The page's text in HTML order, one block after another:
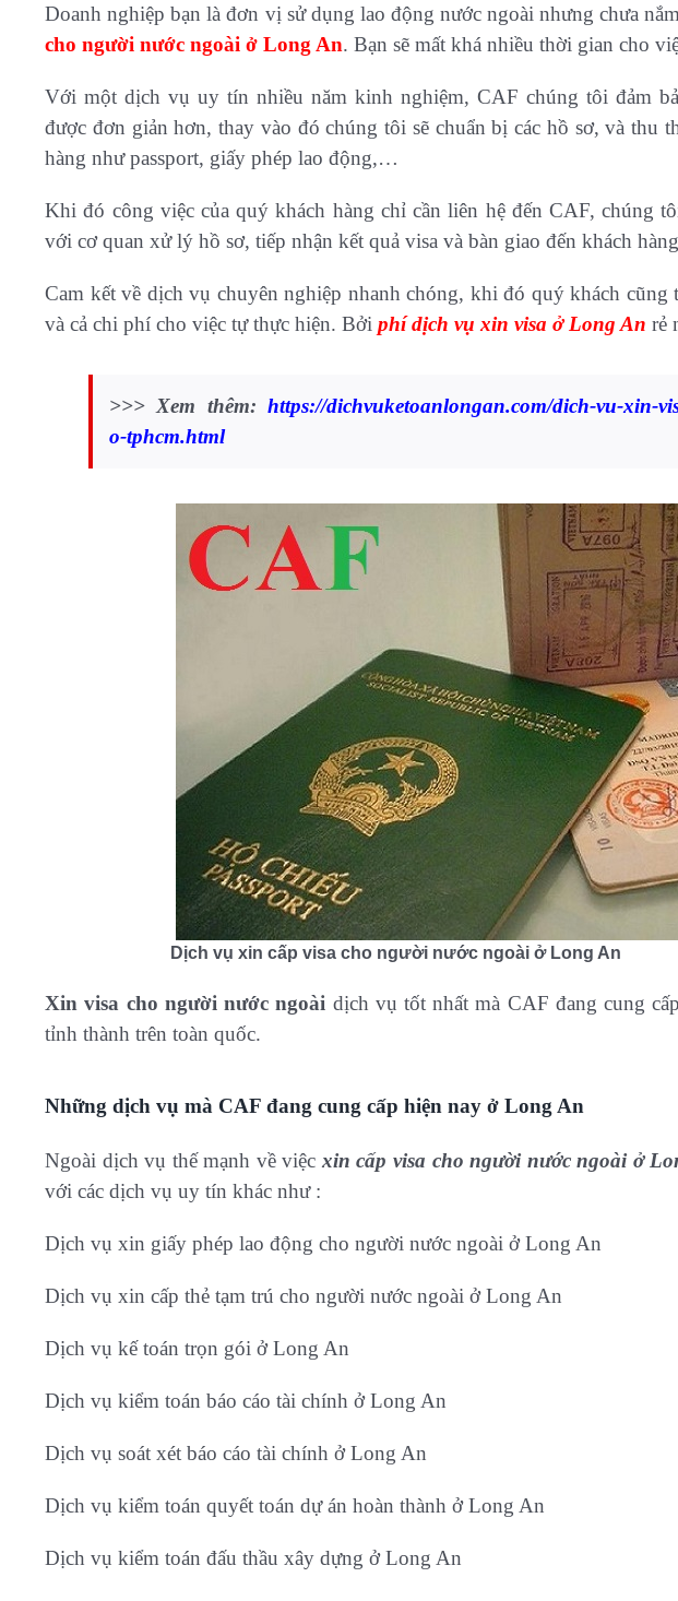
Doanh nghiệp bạn là đơn vị sử dụng lao động nước ngoài nhưng chưa
cho người nước ngoài ở Long An. Bạn sẽ mất khá nhiều thời gian cho
Với một dịch vụ uy tín nhiều năm kinh nghiệm, CAF chúng tôi đảm
được đơn giản hơn, thay vào đó chúng tôi sẽ chuẩn bị các hồ sơ, và thu
hàng như passport, giấy phép lao động,…
Khi đó công việc của quý khách hàng chỉ cần liên hệ đến CAF, chúng
với cơ quan xử lý hồ sơ, tiếp nhận kết quả visa và bàn giao đến khách
Cam kết về dịch vụ chuyên nghiệp nhanh chóng, khi đó quý khách cũng
và cả chi phí cho việc tự thực hiện. Bởiphí dịch vụ xin visa ở Long An rẻ
>>> Xem thêm:https://dichvuketoanlongan.com/dich-vu-xin-
o-tphcm.html
Dịch vụ xin cấp visa cho người nước ngoài ở Long An
Xin visa cho người nước ngoài dịch vụ tốt nhất mà CAF đang cung
tỉnh thành trên toàn quốc.
Những dịch vụ mà CAF đang cung cấp hiện nay ở Long An
Ngoài dịch vụ thế mạnh về việc xin cấp visa cho người nước ngoài ở
với các dịch vụ uy tín khác như :
Dịch vụ xin giấy phép lao động cho người nước ngoài ở Long An
Dịch vụ xin cấp thẻ tạm trú cho người nước ngoài ở Long An
Dịch vụ kế toán trọn gói ở Long An
Dịch vụ kiểm toán báo cáo tài chính ở Long An
Dịch vụ soát xét báo cáo tài chính ở Long An
Dịch vụ kiểm toán quyết toán dự án hoàn thành ở Long An
Dịch vụ kiểm toán đấu thầu xây dựng ở Long An